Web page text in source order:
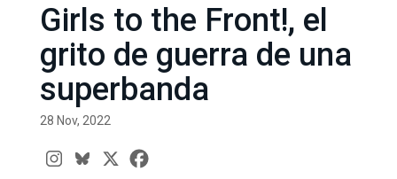
Girls to the Front!, el
grito de guerra de una
superbanda
28 Nov, 2022